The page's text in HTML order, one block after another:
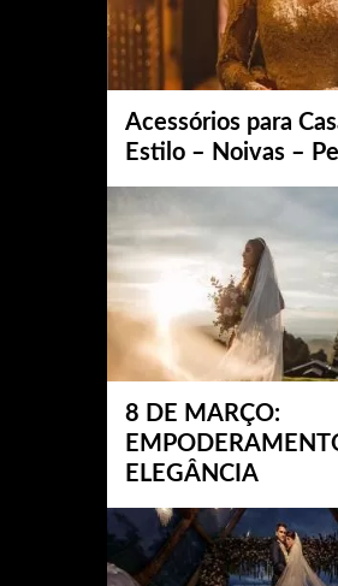
Acessórios para
Estilo – Noivas –
8 DE MARÇO:
ELEGÂNCIA